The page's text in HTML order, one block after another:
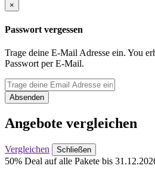
×
Passwort vergessen
Trage deine E-Mail Adresse ein. You
Passwort per E-Mail.
Absenden
Angebote vergleichen
Vergleichen Schließen
50% Deal auf alle Pakete bis